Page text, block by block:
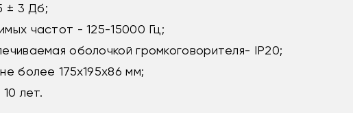
± 3 Дб;
частот - 125-15000 Гц;
оболочкой громкоговорителя- IP20;
более 175х195х86 мм;
лет.